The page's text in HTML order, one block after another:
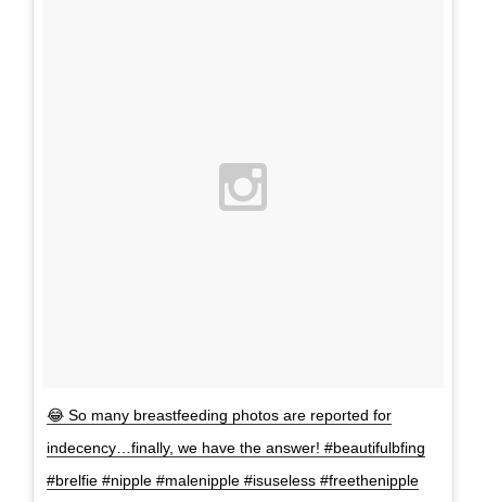
😂 So many breastfeeding photos are reported for
indecency…finally, we have the answer! #beautifulbfing
#brelfie #nipple #malenipple #isuseless #freethenipple